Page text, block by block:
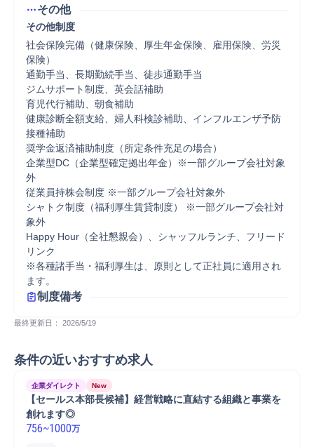
その他
その他制度
社会保険完備（健康保険、厚生年金保険、雇用保険、労災
保険）
通勤手当、長期勤続手当、徒歩通勤手当
ジムサポート制度、英会話補助
育児代行補助、朝食補助
健康診断全額支給、婦人科検診補助、インフルエンザ予防
接種補助
奨学金返済補助制度（所定条件充足の場合）
企業型DC（企業型確定拠出年金）※一部グループ会社対象
外
従業員持株会制度 ※一部グループ会社対象外
シャトク制度（福利厚生賃貸制度） ※一部グループ会社対
象外
Happy Hour（全社懇親会）、シャッフルランチ、フリード
リンク
※各種諸手当・福利厚生は、原則として正社員に適用され
ます。
制度備考
最終更新日： 2026/5/19
条件の近いおすすめ求人
企業ダイレクト New
【セールス本部長候補】経営戦略に直結する組織と事業を
創れます◎
756~1000万